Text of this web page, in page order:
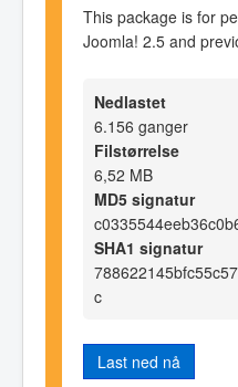
This package is for
Joomla! 2.5 and
Nedlastet
6.156 ganger
Filstørrelse
6,52 MB
MD5 signatur
SHA1 signatur
c
Last ned nå